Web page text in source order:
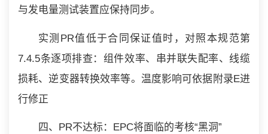
与发电量测试装置应保持同步。
实测PR值低于合同保证值时，对照本规范第
7.4.5条逐项排查：组件效率、串并联失配率、线缆
损耗、逆变器转换效率等。温度影响可依据附录E进
行修正
四、PR不达标：EPC将面临的考核“黑洞”